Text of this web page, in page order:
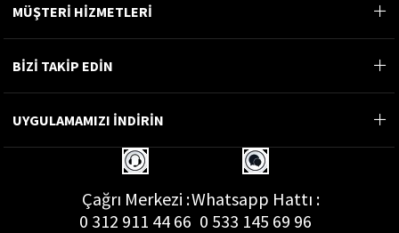
MÜŞTERİ HİZMETLERİ
BİZİ TAKİP EDİN
UYGULAMAMIZI İNDİRİN
Çağrı Merkezi :
0 312 911 44 66
Whatsapp Hattı :
0 533 145 69 96